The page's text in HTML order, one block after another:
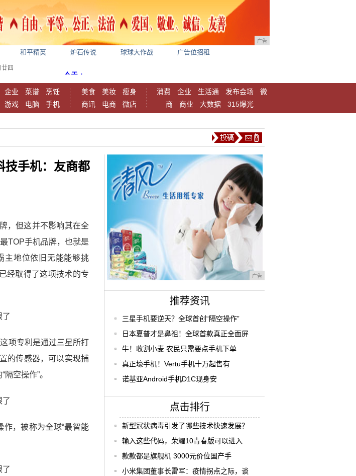
广告
和平精英 炉石传说 球球大作战 广告位招租
四
企业 菜谱
烹饪
游戏
电脑 手机
美食 美妆
瘦身
商讯
电商 微店
消费 企业 生活通 发布会场
微
商
商业 大数据 315爆光
技手机：友商都
，但这并不影响其在全
TOP手机品牌，也就是
主地位依旧无能能够挑
经取得了这项技术的专
项专利是通过三星所打
的传感器，可以实现捕
空操作”。
作，被称为全球“最智能
广告
推荐资讯
三星手机要逆天？全球首创“隔空操作”
日本夏普才是鼻祖！全球首款真正全面屏
牛！收割小麦 农民只需要点手机下单
真正壕手机！Vertu手机十万起售有
诺基亚Android手机D1C现身安
点击排行
新型冠状病毒引发了哪些技术快速发展？
输入这些代码，荣耀10青春版可以进入
款款都是旗舰机 3000元价位国产手
小米集团董事长雷军：疫情拐点之际，谈